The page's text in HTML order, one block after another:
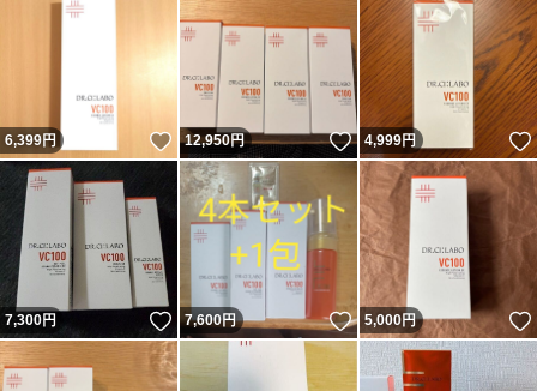
6,399円 いいね！
12,950円 いいね！
4,999円
7,300円 いいね！
7,600円 いいね！
5,000円